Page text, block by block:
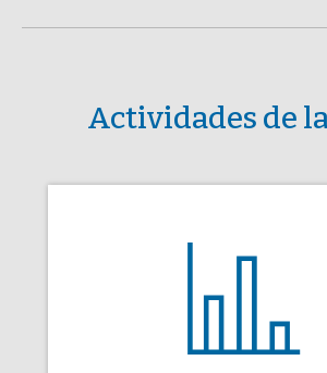
Actividades de